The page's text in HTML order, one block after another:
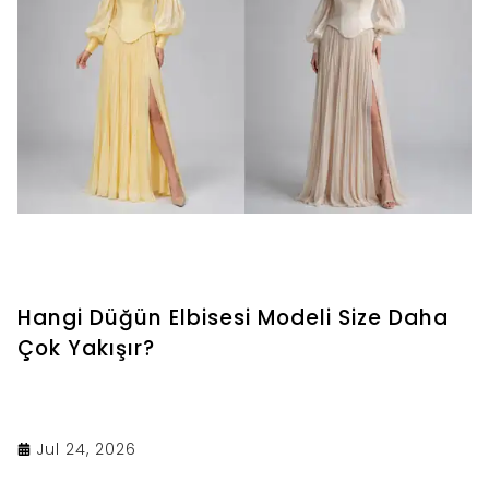
Hangi Düğün Elbisesi Modeli Size Daha
Çok Yakışır?
Jul 24, 2026